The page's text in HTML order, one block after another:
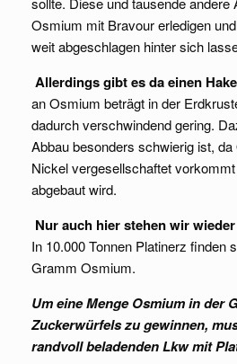
Osmium mit Bravour erledigen
weit abgeschlagen hinter sich
Allerdings gibt es da einen
an Osmium beträgt in der
dadurch verschwindend gering.
Abbau besonders schwierig ist,
Nickel vergesellschaftet
abgebaut wird.
Nur auch hier stehen wir
In 10.000 Tonnen Platinerz finden
Gramm Osmium.
Um eine Menge Osmium in der
Zuckerwürfels zu gewinnen,
randvoll beladenden Lkw mit